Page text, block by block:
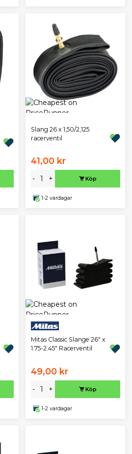
Slang 26 x 1,50/2,125
racerventil
41,00 kr
- + Köp
1-2 vardagar
Mitas Classic Slange 26" x
1.75-2.45" Racerventil
49,00 kr
- + Köp
1-2 vardagar